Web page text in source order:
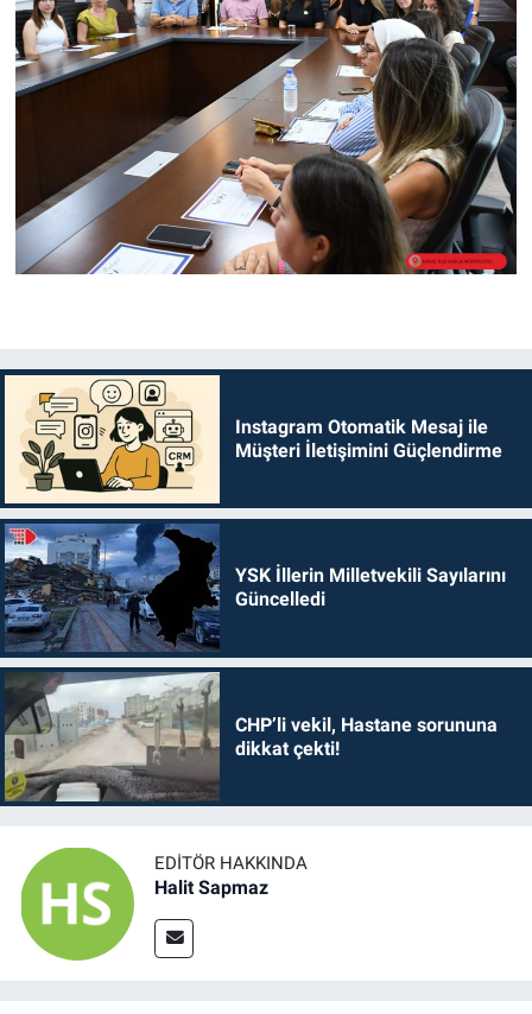
Instagram Otomatik Mesaj ile
Müşteri İletişimini Güçlendirme
YSK İllerin Milletvekili Sayılarını
Güncelledi
CHP’li vekil, Hastane sorununa
dikkat çekti!
EDITÖR HAKKINDA
Halit Sapmaz